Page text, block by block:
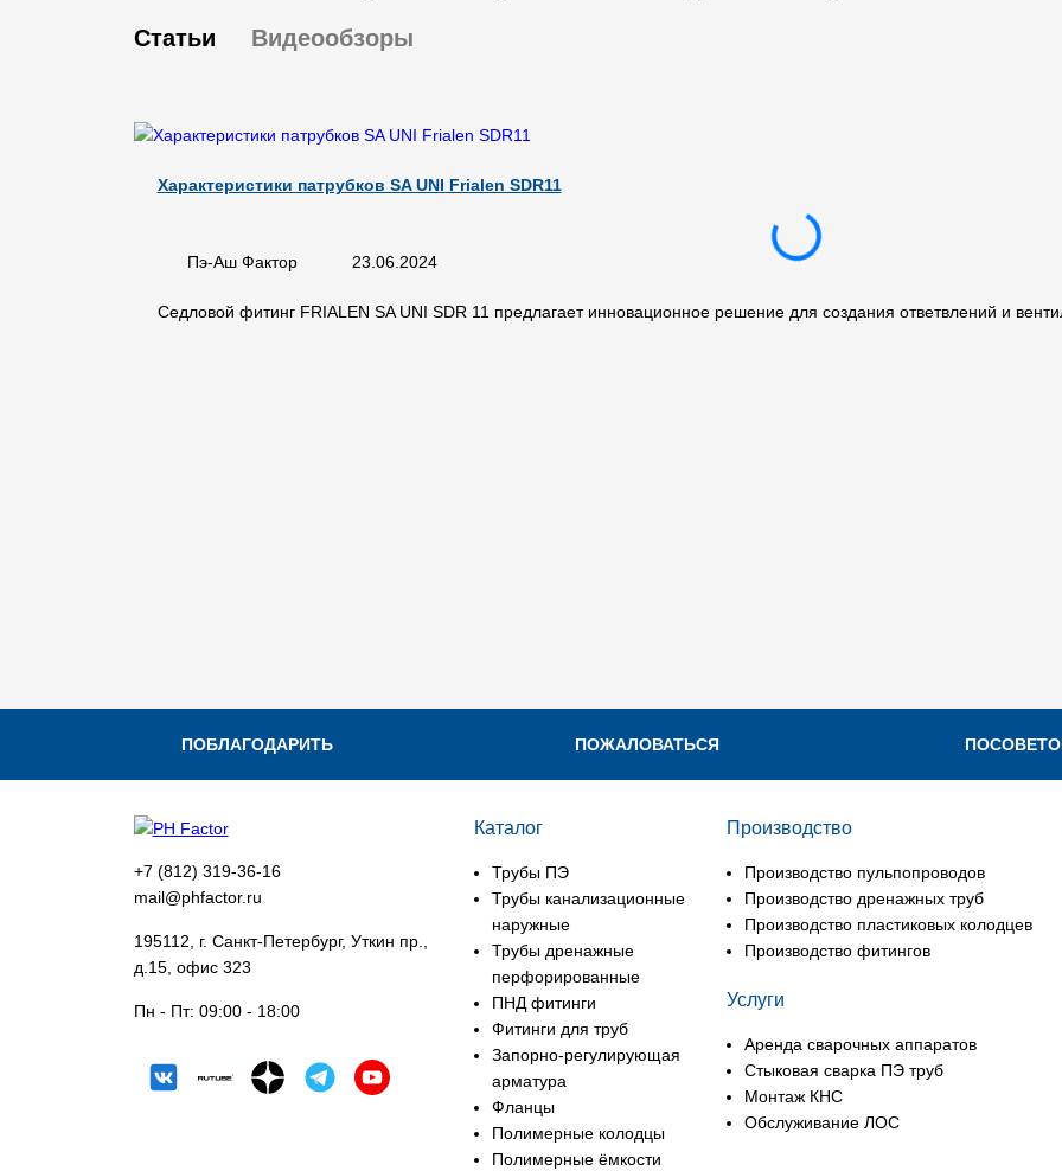
Статьи Видеообзоры
Характеристики патрубков SA UNI Frialen SDR11
Пэ-Аш Фактор 23.06.2024
Седловой фитинг FRIALEN SA UNI SDR 11 предлагает инновационное решение для создания ответвлений и
ПОБЛАГОДАРИТЬ ПОЖАЛОВАТЬСЯ
+7 (812) 319-36-16
mail@phfactor.ru
195112, г. Санкт-Петербург, Уткин пр.,
д.15, офис 323
Пн - Пт: 09:00 - 18:00
Каталог
Трубы ПЭ
Трубы канализационные
наружные
Трубы дренажные
перфорированные
ПНД фитинги
Фитинги для труб
Запорно-регулирующая
арматура
Фланцы
Полимерные колодцы
Полимерные ёмкости
Производство
Производство пульпопроводов
Производство дренажных труб
Производство пластиковых колодцев
Производство фитингов
Услуги
Аренда сварочных аппаратов
Стыковая сварка ПЭ труб
Монтаж КНС
Обслуживание ЛОС